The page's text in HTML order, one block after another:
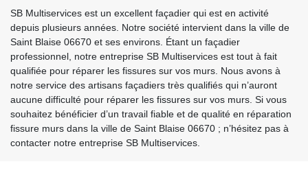
SB Multiservices est un excellent façadier qui est en activité
depuis plusieurs années. Notre société intervient dans la ville de
Saint Blaise 06670 et ses environs. Étant un façadier
professionnel, notre entreprise SB Multiservices est tout à fait
qualifiée pour réparer les fissures sur vos murs. Nous avons à
notre service des artisans façadiers très qualifiés qui n’auront
aucune difficulté pour réparer les fissures sur vos murs. Si vous
souhaitez bénéficier d’un travail fiable et de qualité en réparation
fissure murs dans la ville de Saint Blaise 06670 ; n’hésitez pas à
contacter notre entreprise SB Multiservices.